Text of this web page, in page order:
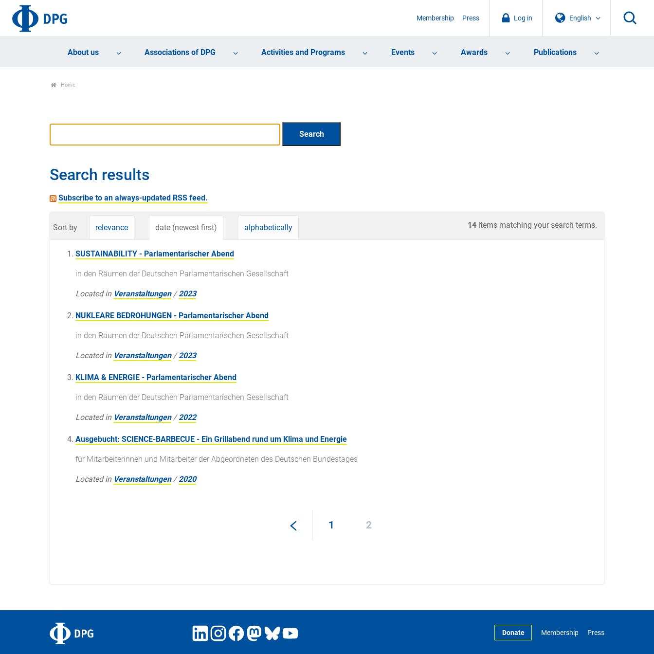
English
Log in
Membership Press
About us Associations of DPG Activities and Programs Events Awards Publications
Home
Search results
Subscribe to an always-updated RSS feed.
14 items matching your search terms.
Sort by relevance date (newest first) alphabetically
SUSTAINABILITY - Parlamentarischer Abend
in den Räumen der Deutschen Parlamentarischen Gesellschaft
Located in Veranstaltungen /2023
NUKLEARE BEDROHUNGEN - Parlamentarischer Abend
in den Räumen der Deutschen Parlamentarischen Gesellschaft
Located in Veranstaltungen /2023
KLIMA & ENERGIE - Parlamentarischer Abend
in den Räumen der Deutschen Parlamentarischen Gesellschaft
Located in Veranstaltungen /2022
Ausgebucht: SCIENCE-BARBECUE - Ein Grillabend rund um Klima und Energie
für Mitarbeiterinnen und Mitarbeiter der Abgeordneten des Deutschen Bundestages
Located in Veranstaltungen /2020
1 2
Donate Membership Press